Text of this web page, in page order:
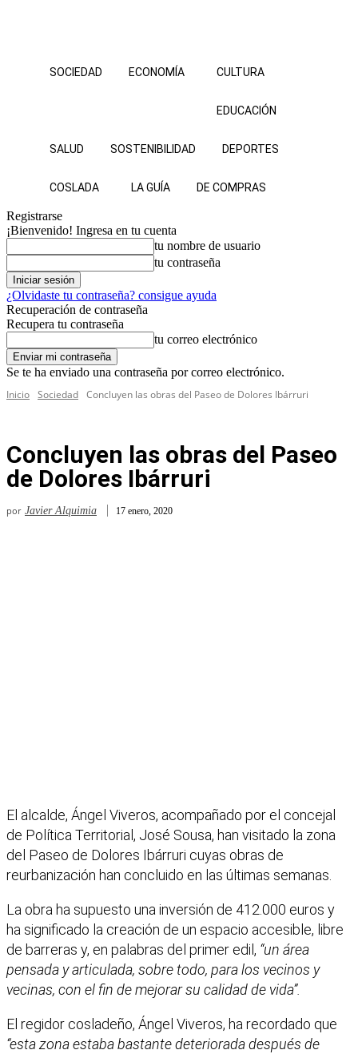
SOCIEDAD ECONOMÍA CULTURA
EDUCACIÓN
SALUD SOSTENIBILIDAD DEPORTES
COSLADA LA GUÍA DE COMPRAS
Registrarse
¡Bienvenido! Ingresa en tu cuenta
tu nombre de usuario
tu contraseña
¿Olvidaste tu contraseña? consigue ayuda
Recuperación de contraseña
Recupera tu contraseña
tu correo electrónico
Se te ha enviado una contraseña por correo electrónico.
Inicio Sociedad Concluyen las obras del Paseo de Dolores Ibárruri
Concluyen las obras del Paseo
de Dolores Ibárruri
por Javier Alquimia 17 enero, 2020
El alcalde, Ángel Viveros, acompañado por el concejal
de Política Territorial, José Sousa, han visitado la zona
del Paseo de Dolores Ibárruri cuyas obras de
reurbanización han concluido en las últimas semanas.
La obra ha supuesto una inversión de 412.000 euros y
ha significado la creación de un espacio accesible, libre
de barreras y, en palabras del primer edil, “un área
pensada y articulada, sobre todo, para los vecinos y
vecinas, con el fin de mejorar su calidad de vida”.
El regidor cosladeño, Ángel Viveros, ha recordado que
“esta zona estaba bastante deteriorada después de